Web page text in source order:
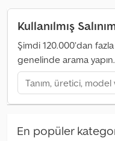
Kullanılmış
Şimdi 120.000’dan
genelinde arama yapın.
En popüler